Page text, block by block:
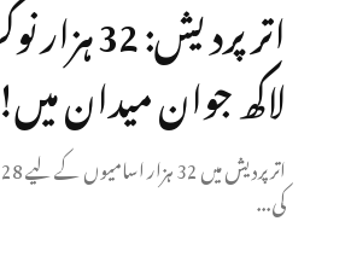
لاکھ جوان میدان میں!
کی...